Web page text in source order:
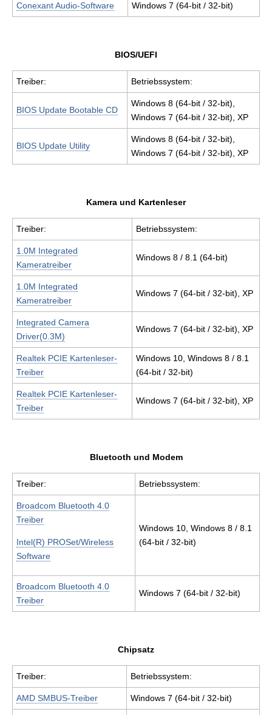
Conexant Audio-Software Windows 7 (64-bit / 32-bit)
BIOS/UEFI
Treiber: Betriebssystem:
BIOS Update Bootable CD
Windows 8 (64-bit / 32-bit),
Windows 7 (64-bit / 32-bit), XP
BIOS Update Utility
Windows 8 (64-bit / 32-bit),
Windows 7 (64-bit / 32-bit), XP
Kamera und Kartenleser
Treiber: Betriebssystem:
1.0M Integrated
Kameratreiber
Windows 8 / 8.1 (64-bit)
1.0M Integrated
Kameratreiber
Windows 7 (64-bit / 32-bit), XP
Integrated Camera
Driver(0.3M)
Windows 7 (64-bit / 32-bit), XP
Realtek PCIE Kartenleser-
Treiber
Windows 10, Windows 8 / 8.1
(64-bit / 32-bit)
Realtek PCIE Kartenleser-
Treiber
Windows 7 (64-bit / 32-bit), XP
Bluetooth und Modem
Treiber: Betriebssystem:
Broadcom Bluetooth 4.0
Treiber
Intel(R) PROSet/Wireless
Software
Windows 10, Windows 8 / 8.1
(64-bit / 32-bit)
Broadcom Bluetooth 4.0
Treiber
Windows 7 (64-bit / 32-bit)
Chipsatz
Treiber: Betriebssystem:
AMD SMBUS-Treiber Windows 7 (64-bit / 32-bit)